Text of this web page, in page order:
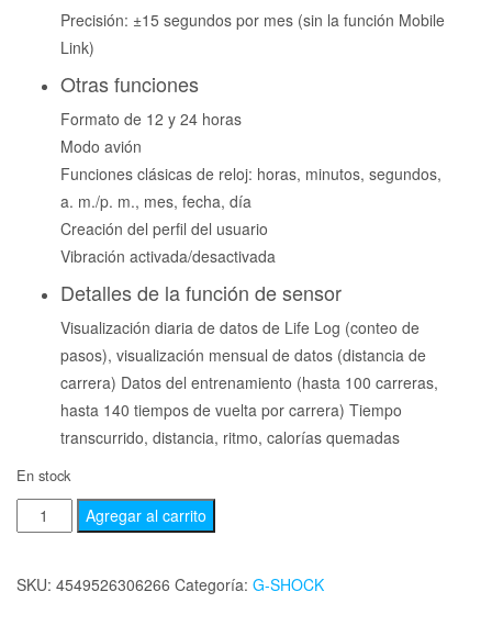
Precisión: ±15 segundos por mes (sin la función Mobile
Link)
Otras funciones
Formato de 12 y 24 horas
Modo avión
Funciones clásicas de reloj: horas, minutos, segundos,
a. m./p. m., mes, fecha, día
Creación del perfil del usuario
Vibración activada/desactivada
Detalles de la función de sensor
Visualización diaria de datos de Life Log (conteo de
pasos), visualización mensual de datos (distancia de
carrera) Datos del entrenamiento (hasta 100 carreras,
hasta 140 tiempos de vuelta por carrera) Tiempo
transcurrido, distancia, ritmo, calorías quemadas
En stock
Agregar al carrito
SKU: 4549526306266 Categoría: G-SHOCK